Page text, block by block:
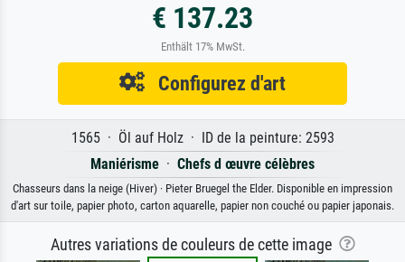
€ 137.23
Enthält 17% MwSt.
Configurez d'art
1565 · Öl auf Holz · ID de la peinture: 2593
Maniérisme · Chefs d œuvre célèbres
Chasseurs dans la neige (Hiver) · Pieter Bruegel the Elder. Disponible en impression
d'art sur toile, papier photo, carton aquarelle, papier non couché ou papier japonais.
Autres variations de couleurs de cette image